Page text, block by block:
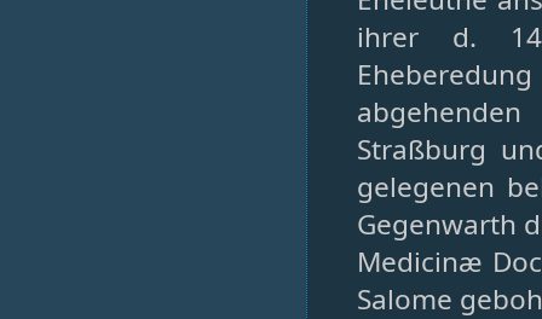
ihrer d.
Straßburg
gelegenen
Gegenwarth
Medicinæ
Salome